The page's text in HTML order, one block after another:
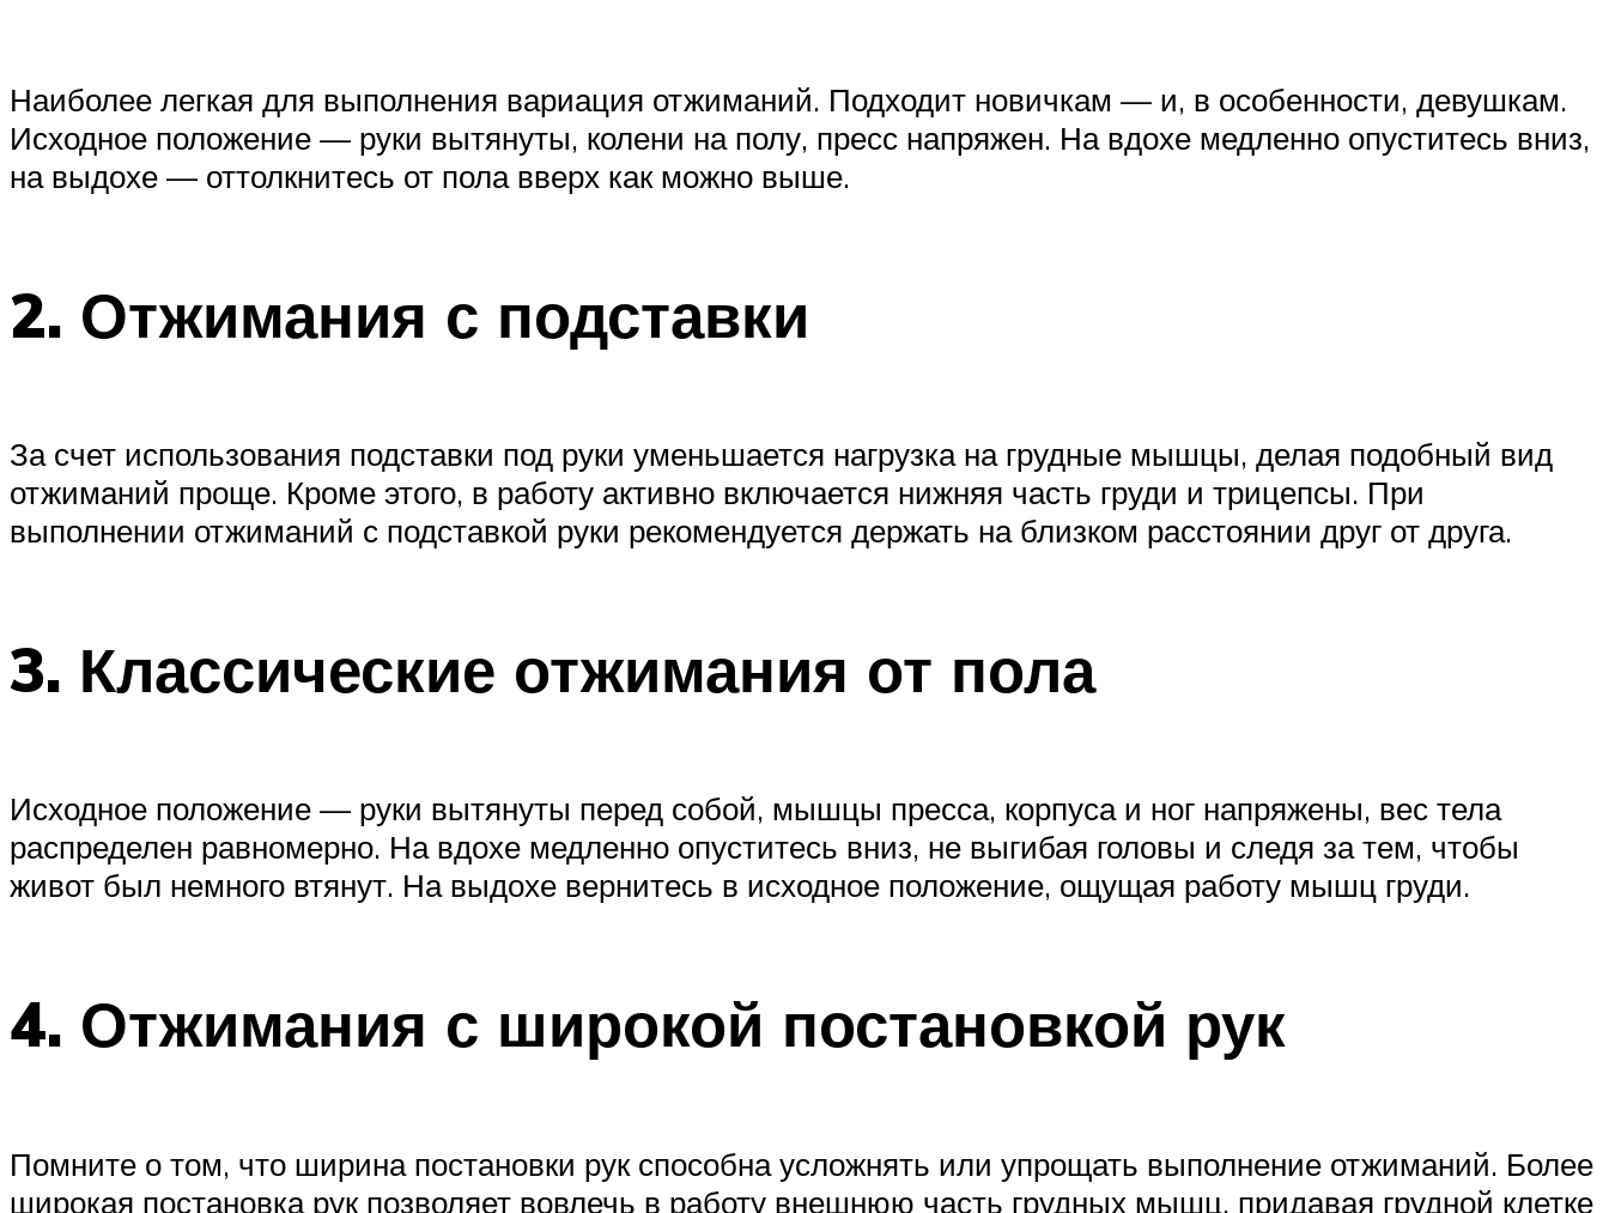
Наиболее легкая для выполнения вариация отжиманий. Подходит новичкам — и, в особенности, девушкам.
Исходное положение — руки вытянуты, колени на полу, пресс напряжен. На вдохе медленно опуститесь вниз,
на выдохе — оттолкнитесь от пола вверх как можно выше.
2. Отжимания с подставки
За счет использования подставки под руки уменьшается нагрузка на грудные мышцы, делая подобный вид
отжиманий проще. Кроме этого, в работу активно включается нижняя часть груди и трицепсы. При
выполнении отжиманий с подставкой руки рекомендуется держать на близком расстоянии друг от друга.
3. Классические отжимания от пола
Исходное положение — руки вытянуты перед собой, мышцы пресса, корпуса и ног напряжены, вес тела
распределен равномерно. На вдохе медленно опуститесь вниз, не выгибая головы и следя за тем, чтобы
живот был немного втянут. На выдохе вернитесь в исходное положение, ощущая работу мышц груди.
4. Отжимания с широкой постановкой рук
Помните о том, что ширина постановки рук способна усложнять или упрощать выполнение отжиманий. Более
широкая постановка рук позволяет вовлечь в работу внешнюю часть грудных мышц, придавая грудной клетке